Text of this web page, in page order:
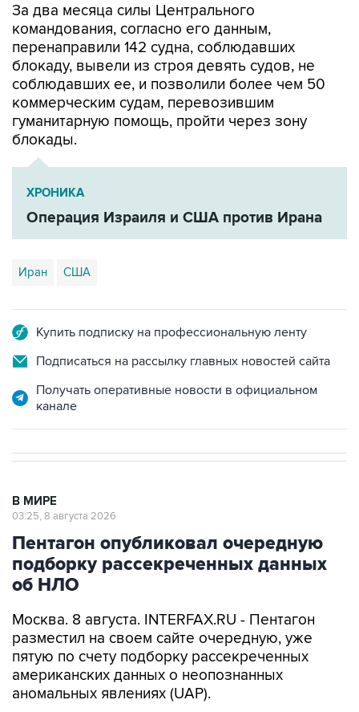
За два месяца силы Центрального
командования, согласно его данным,
перенаправили 142 судна, соблюдавших
блокаду, вывели из строя девять судов, не
соблюдавших ее, и позволили более чем 50
коммерческим судам, перевозившим
гуманитарную помощь, пройти через зону
блокады.
ХРОНИКА
Операция Израиля и США против Ирана
Иран США
Купить подписку на профессиональную ленту
Подписаться на рассылку главных новостей сайта
Получать оперативные новости в официальном
канале
В МИРЕ
03:25, 8 августа 2026
Пентагон опубликовал очередную
подборку рассекреченных данных
об НЛО
Москва. 8 августа. INTERFAX.RU - Пентагон
разместил на своем сайте очередную, уже
пятую по счету подборку рассекреченных
американских данных о неопознанных
аномальных явлениях (UAP).